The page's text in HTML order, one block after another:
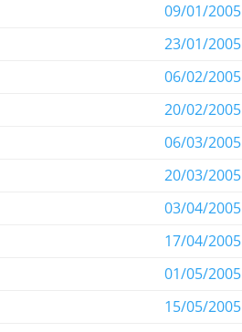
09/01/2005
23/01/2005
06/02/2005
20/02/2005
06/03/2005
20/03/2005
03/04/2005
17/04/2005
01/05/2005
15/05/2005